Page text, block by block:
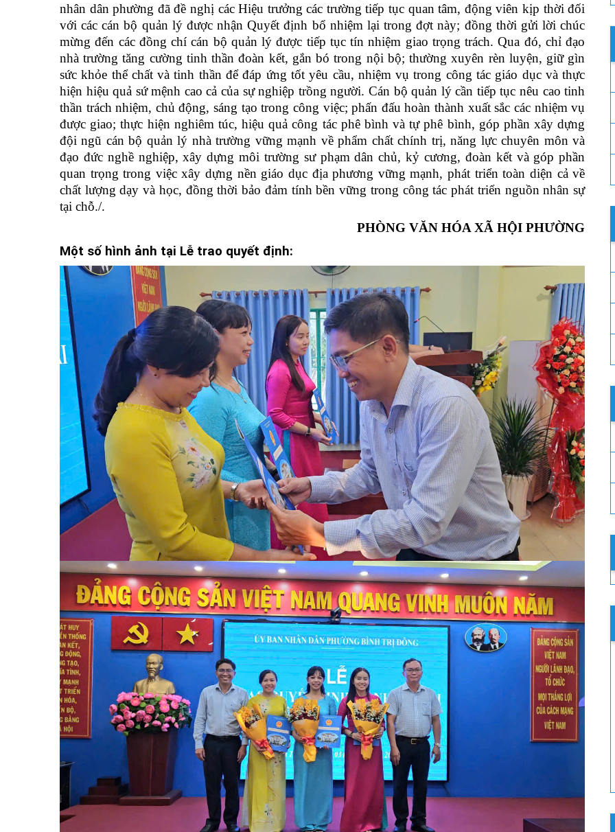
nhân dân phường đã đề nghị các Hiệu trưởng các trường tiếp tục quan tâm, động viên kịp thời đối
với các cán bộ quản lý được nhận Quyết định bổ nhiệm lại trong đợt này; đồng thời gửi lời chúc
mừng đến các đồng chí cán bộ quản lý được tiếp tục tín nhiệm giao trọng trách. Qua đó, chỉ đạo
nhà trường tăng cường tinh thần đoàn kết, gắn bó trong nội bộ; thường xuyên rèn luyện, giữ gìn
sức khỏe thể chất và tinh thần để đáp ứng tốt yêu cầu, nhiệm vụ trong công tác giáo dục và thực
hiện hiệu quả sứ mệnh cao cả của sự nghiệp trồng người. Cán bộ quản lý cần tiếp tục nêu cao tinh
thần trách nhiệm, chủ động, sáng tạo trong công việc; phấn đấu hoàn thành xuất sắc các nhiệm vụ
được giao; thực hiện nghiêm túc, hiệu quả công tác phê bình và tự phê bình, góp phần xây dựng
đội ngũ cán bộ quản lý nhà trường vững mạnh về phẩm chất chính trị, năng lực chuyên môn và
đạo đức nghề nghiệp, xây dựng môi trường sư phạm dân chủ, kỷ cương, đoàn kết và góp phần
quan trọng trong việc xây dựng nền giáo dục địa phương vững mạnh, phát triển toàn diện cả về
chất lượng dạy và học, đồng thời bảo đảm tính bền vững trong công tác phát triển nguồn nhân sự
tại chỗ./.
PHÒNG VĂN HÓA XÃ HỘI PHƯỜNG
Một số hình ảnh tại Lễ trao quyết định: